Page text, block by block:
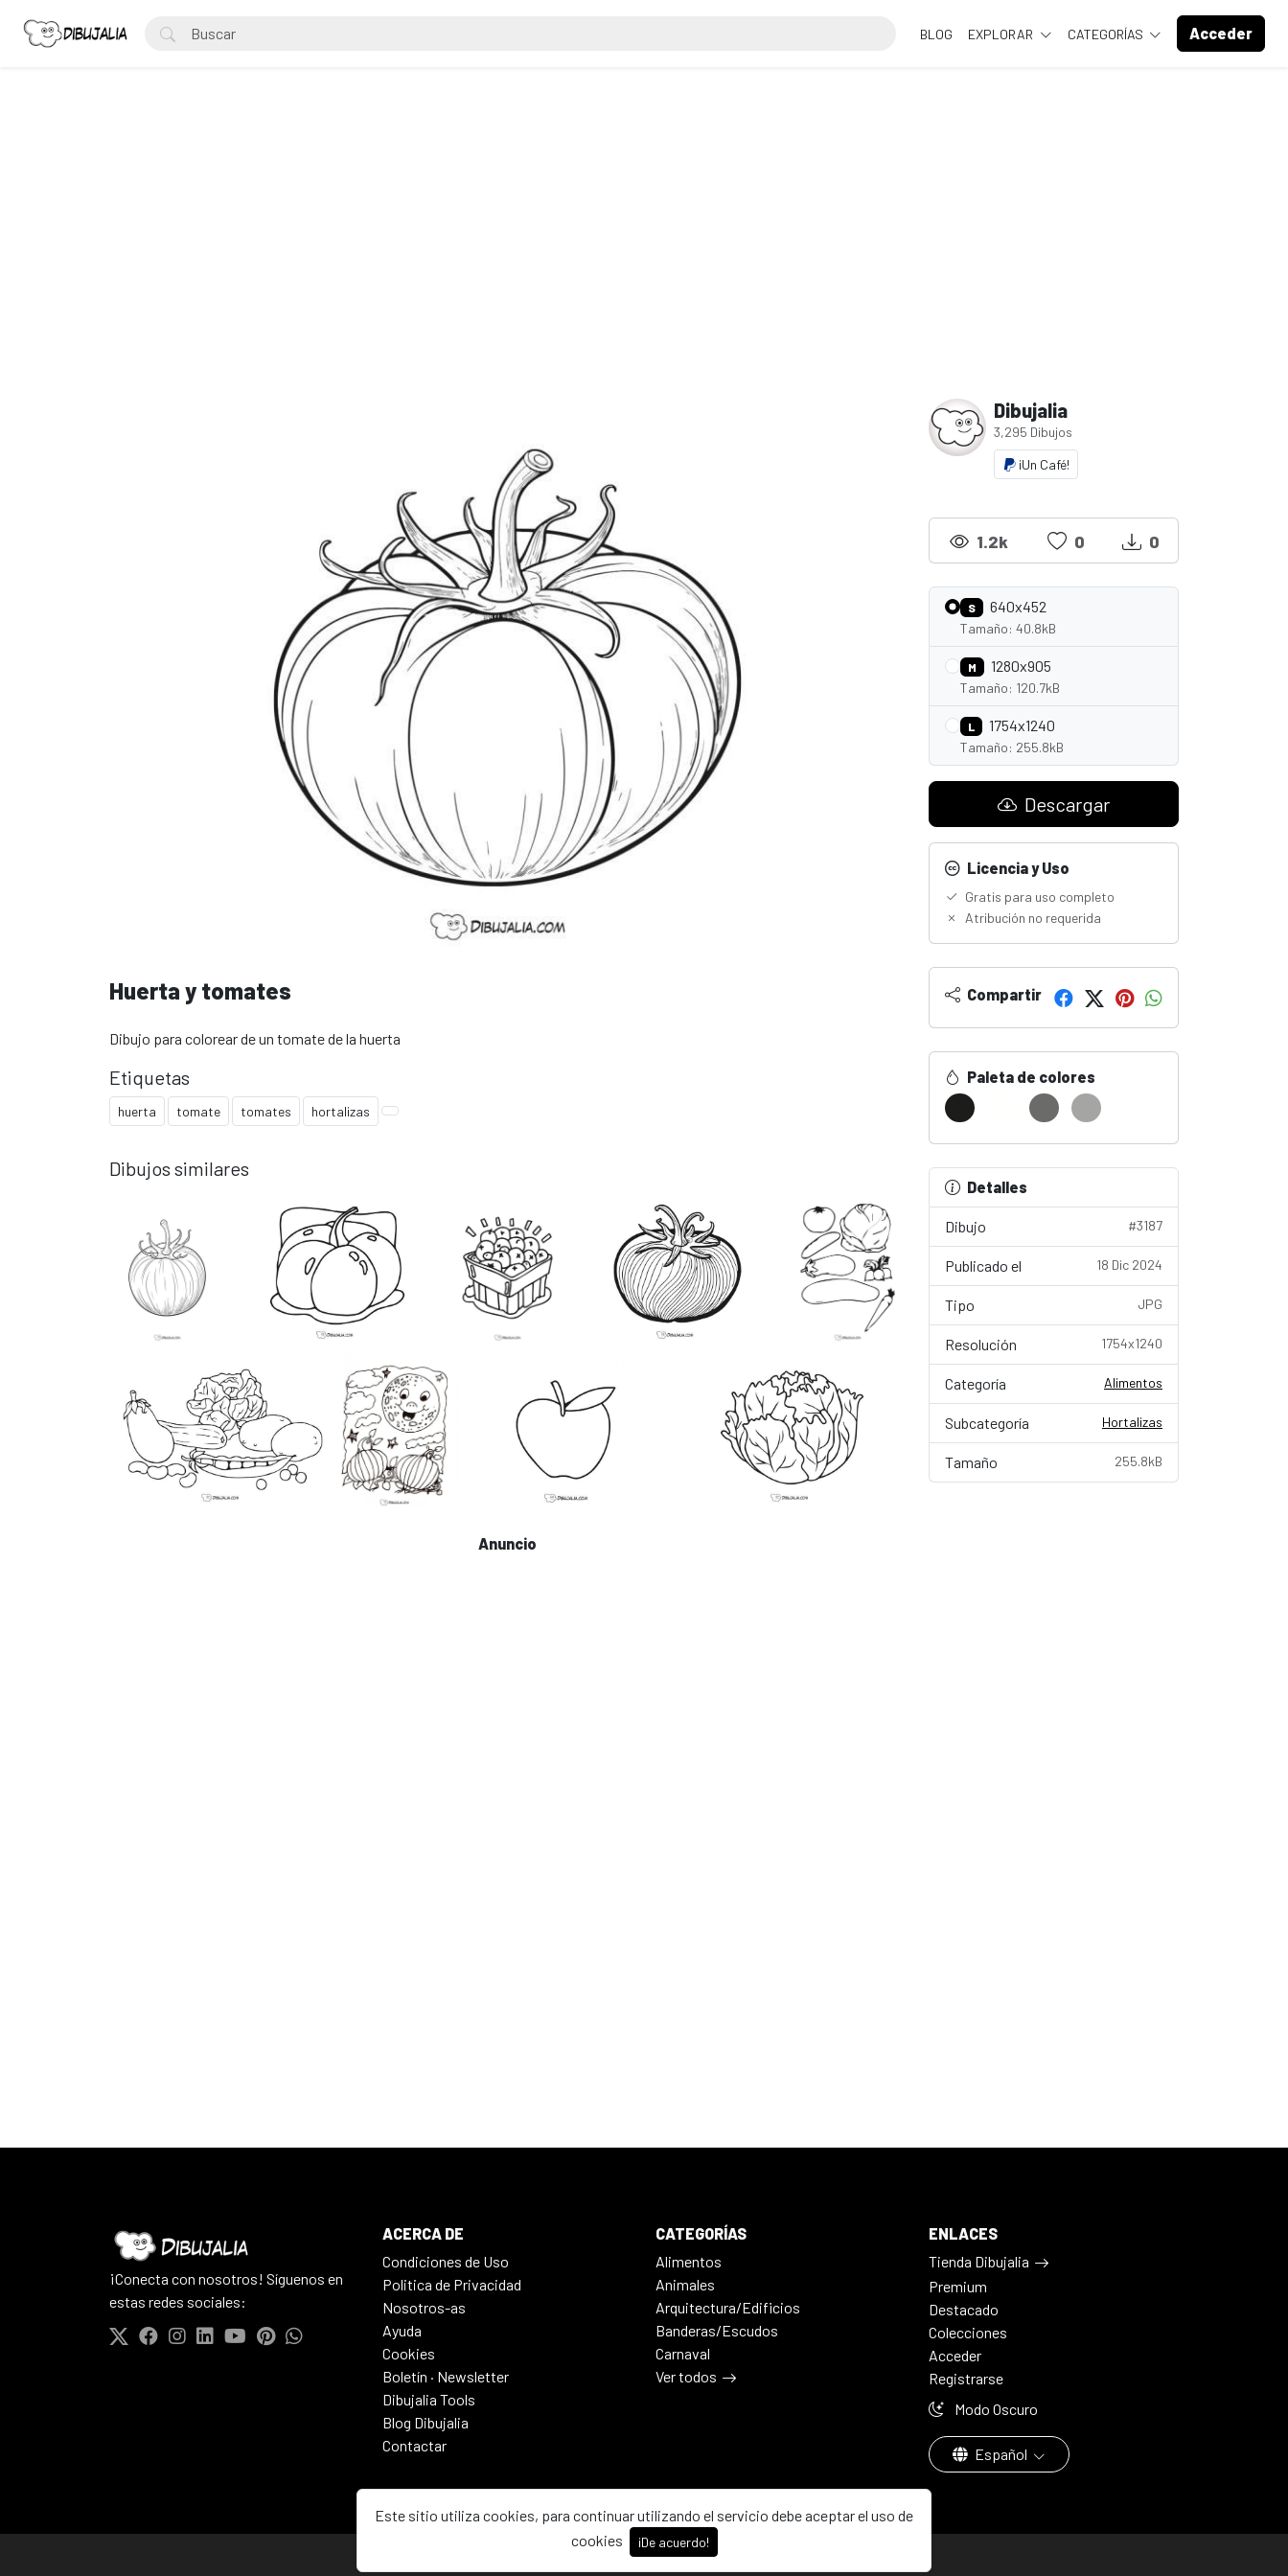
Este sitio utiliza cookies, para continuar utilizando el servicio debe aceptar el uso de
cookies
¡De acuerdo!
BLOG EXPLORAR CATEGORÍAS Acceder
Huerta y tomates
Dibujo para colorear de un tomate de la huerta
Etiquetas
huerta tomate tomates hortalizas
Dibujos similares
Anuncio
Dibujalia
3,295 Dibujos
¡Un Café!
1.2k 0 0
S 640x452
Tamaño: 40.8kB
M 1280x905
Tamaño: 120.7kB
L 1754x1240
Tamaño: 255.8kB
Descargar
Licencia y Uso
Gratis para uso completo
Atribución no requerida
Compartir
Paleta de colores
Detalles
Dibujo #3187
Publicado el 18 Dic 2024
Tipo JPG
Resolución 1754x1240
Categoría Alimentos
Subcategoría Hortalizas
Tamaño 255.8kB
¡Conecta con nosotros! Síguenos en
estas redes sociales:
ACERCA DE
Condiciones de Uso
Politica de Privacidad
Nosotros-as
Ayuda
Cookies
Boletín · Newsletter
Dibujalia Tools
Blog Dibujalia
Contactar
CATEGORÍAS
Alimentos
Animales
Arquitectura/Edificios
Banderas/Escudos
Carnaval
Ver todos
ENLACES
Tienda Dibujalia
Premium
Destacado
Colecciones
Acceder
Registrarse
Modo Oscuro
Español
© 2026 - Dibujalia ha sido ⚙️ con ♥️ en ABC · Castilla-La Mancha · España